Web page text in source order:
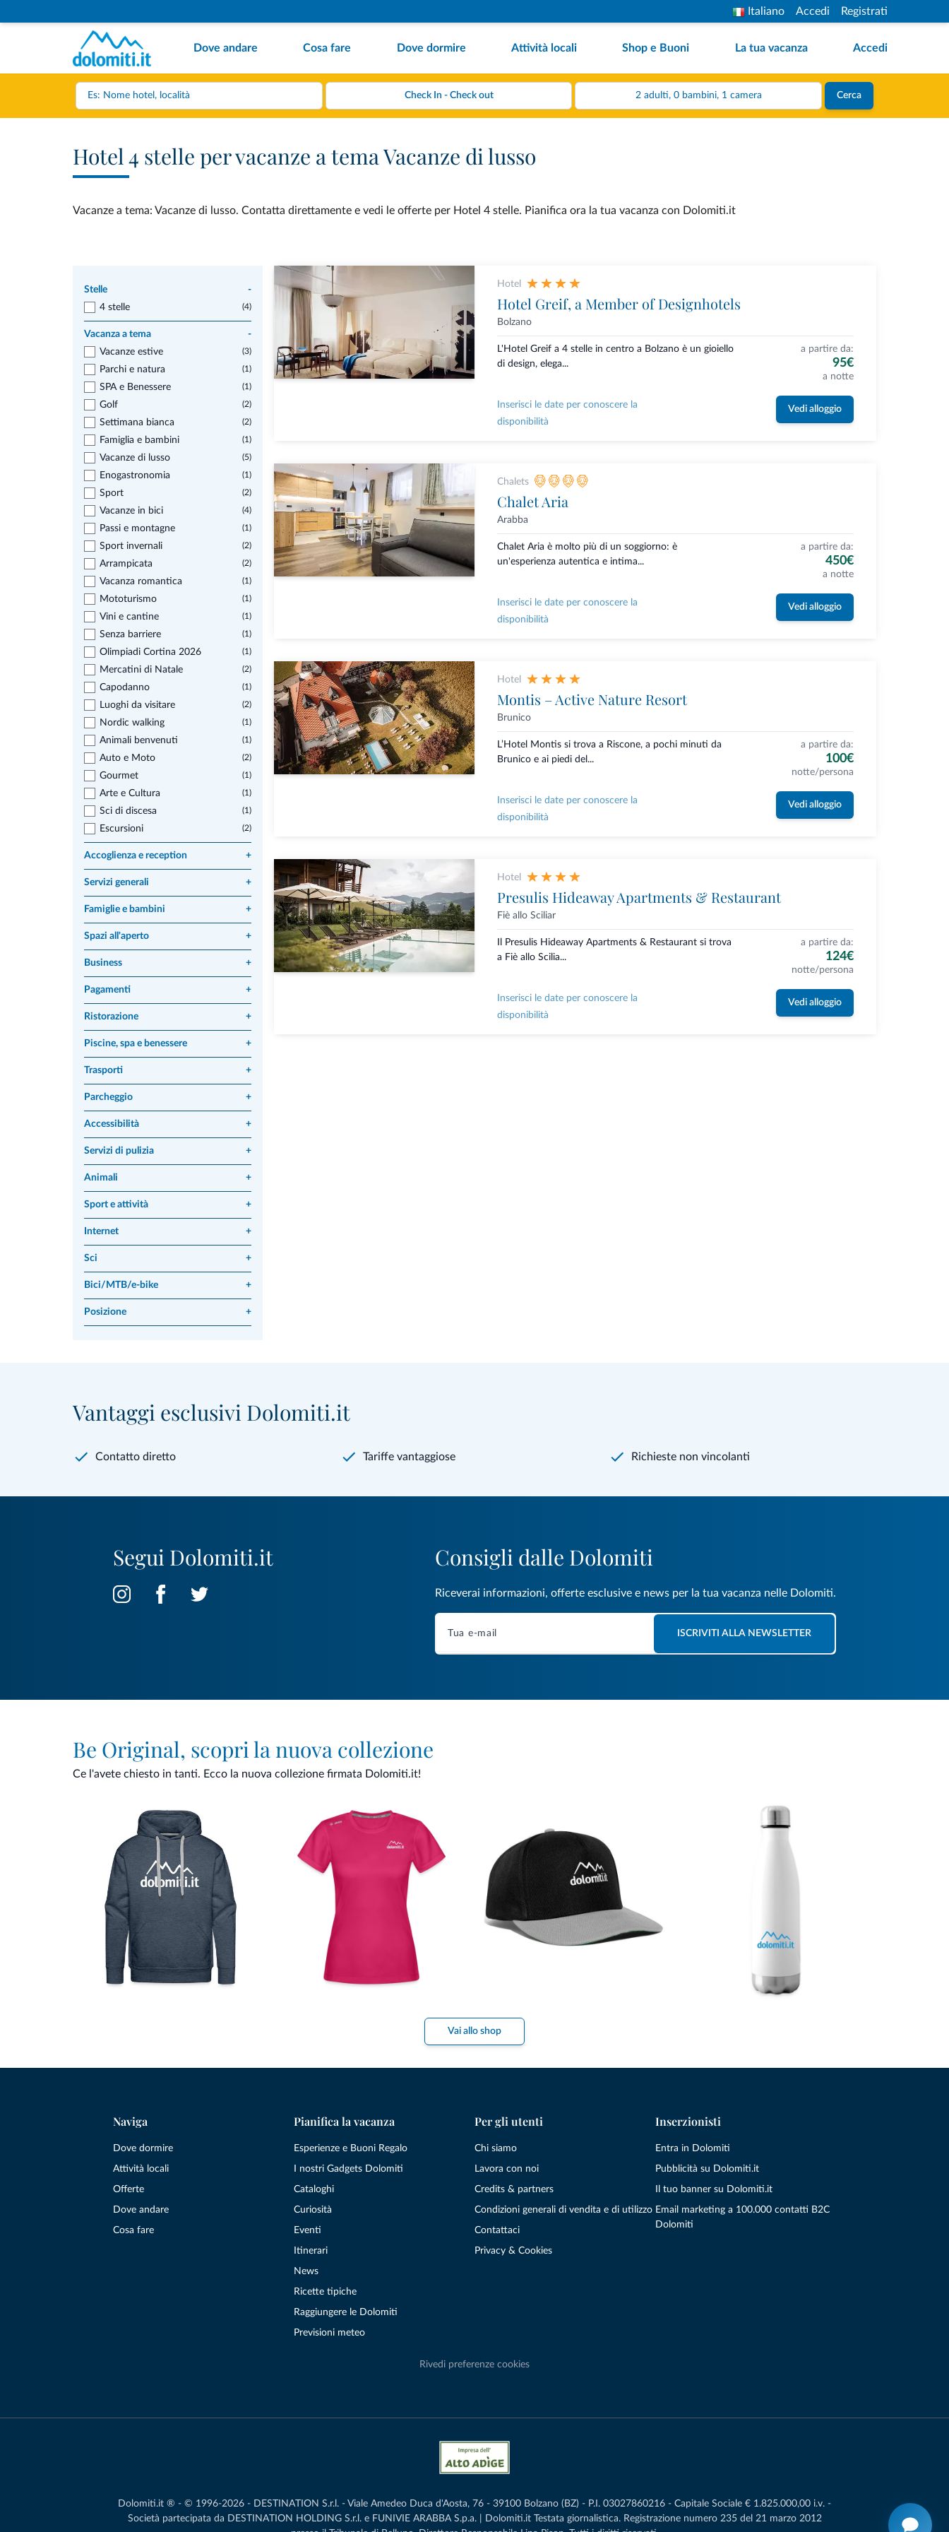
Italiano Accedi Registrati
Dove andare Cosa fare Dove dormire Attività locali Shop e Buoni La tua vacanza Accedi
2 adulti, 0 bambini, 1 camera Cerca
Hotel 4 stelle per vacanze a tema Vacanze di lusso
Vacanze a tema: Vacanze di lusso. Contatta direttamente e vedi le offerte per Hotel 4 stelle. Pianifica ora la tua vacanza con Dolomiti.it
Stelle
-
4 stelle
(4)
Vacanza a tema
-
Vacanze estive
(3)
Parchi e natura (1)
SPA e Benessere (1)
Golf (2)
Settimana bianca (2)
Famiglia e bambini (1)
Vacanze di lusso (5)
Enogastronomia (1)
Sport (2)
Vacanze in bici (4)
Passi e montagne (1)
Sport invernali (2)
Arrampicata (2)
Vacanza romantica (1)
Mototurismo (1)
Vini e cantine (1)
Senza barriere (1)
Olimpiadi Cortina 2026 (1)
Mercatini di Natale (2)
Capodanno (1)
Luoghi da visitare (2)
Nordic walking (1)
Animali benvenuti (1)
Auto e Moto (2)
Gourmet (1)
Arte e Cultura (1)
Sci di discesa (1)
Escursioni (2)
Accoglienza e reception +
Servizi generali +
Famiglie e bambini +
Spazi all'aperto +
Business +
Pagamenti +
Ristorazione +
Piscine, spa e benessere +
Trasporti +
Parcheggio +
Accessibilità +
Servizi di pulizia +
Animali +
Sport e attività +
Internet +
Sci +
Bici/MTB/e-bike +
Posizione +
Hotel
Hotel Greif, a Member of Designhotels
Bolzano
L'Hotel Greif a 4 stelle in centro a Bolzano è un gioiello
di design, elega...
a partire da:
95€
a notte
Inserisci le date per conoscere la
disponibilità
Vedi alloggio
Chalets
Chalet Aria
Arabba
Chalet Aria è molto più di un soggiorno: è
un'esperienza autentica e intima...
a partire da:
450€
a notte
Inserisci le date per conoscere la
disponibilità
Vedi alloggio
Hotel
Montis – Active Nature Resort
Brunico
L’Hotel Montis si trova a Riscone, a pochi minuti da
Brunico e ai piedi del...
a partire da:
100€
notte/persona
Inserisci le date per conoscere la
disponibilità
Vedi alloggio
Hotel
Presulis Hideaway Apartments & Restaurant
Fiè allo Sciliar
Il Presulis Hideaway Apartments & Restaurant si trova
a Fiè allo Scilia...
a partire da:
124€
notte/persona
Inserisci le date per conoscere la
disponibilità
Vedi alloggio
Vantaggi esclusivi Dolomiti.it
Contatto diretto Tariffe vantaggiose Richieste non vincolanti
Segui Dolomiti.it Consigli dalle Dolomiti
Riceverai informazioni, offerte esclusive e news per la tua vacanza nelle Dolomiti.
ISCRIVITI ALLA NEWSLETTER
Be Original, scopri la nuova collezione
Ce l'avete chiesto in tanti. Ecco la nuova collezione firmata Dolomiti.it!
Vai allo shop
Naviga
Dove dormire
Attività locali
Offerte
Dove andare
Cosa fare
Pianifica la vacanza
Esperienze e Buoni Regalo
I nostri Gadgets Dolomiti
Cataloghi
Curiosità
Eventi
Itinerari
News
Ricette tipiche
Raggiungere le Dolomiti
Previsioni meteo
Per gli utenti
Chi siamo
Lavora con noi
Credits & partners
Condizioni generali di vendita e di utilizzo
Contattaci
Privacy & Cookies
Inserzionisti
Entra in Dolomiti
Pubblicità su Dolomiti.it
Il tuo banner su Dolomiti.it
Email marketing a 100.000 contatti B2C
Dolomiti
Rivedi preferenze cookies
Dolomiti.it ® - © 1996-2026 - DESTINATION S.r.l. - Viale Amedeo Duca d'Aosta, 76 - 39100 Bolzano (BZ) - P.I. 03027860216 - Capitale Sociale € 1.825.000,00 i.v. -
Società partecipata da DESTINATION HOLDING S.r.l. e FUNIVIE ARABBA S.p.a. | Dolomiti.it Testata giornalistica. Registrazione numero 235 del 21 marzo 2012